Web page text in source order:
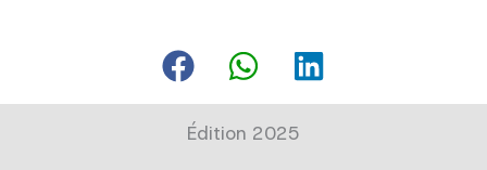
Édition 2025